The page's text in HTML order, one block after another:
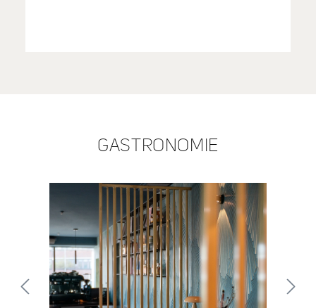
GASTRONOMIE
Bildergalerie überspringen